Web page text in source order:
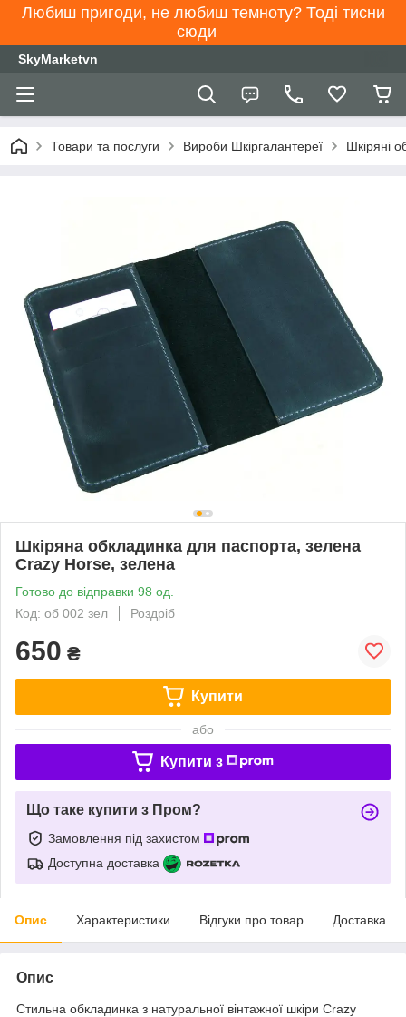
Любиш пригоди, не любиш темноту? Тоді тисни
сюди
SkyMarketvn
Товари та послуги Вироби Шкіргалантереї Шкіряні
Шкіряна обкладинка для паспорта, зелена
Crazy Horse, зелена
Готово до відправки 98 од.
Код: об 002 зел
Роздріб
650 ₴
Купити
або
Купити з
Що таке купити з Пром?
Замовлення під захистом
Доступна доставка
Опис Характеристики Відгуки про товар Доставка
Опис
Стильна обкладинка з натуральної вінтажної шкіри Crazy